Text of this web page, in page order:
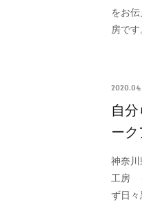
をお
房で
自
ー
神奈
工房
ず日